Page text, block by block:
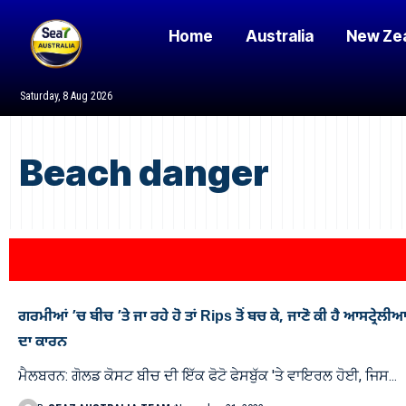
Saturday, 8 Aug 2026
Home Australia New
Beach danger
ਗਰਮੀਆਂ ’ਚ ਬੀਚ ’ਤੇ ਜਾ ਰਹੇ ਹੋ ਤਾਂ Rips ਤੋਂ ਬਚ ਕੇ, ਜਾਣੋ ਕੀ ਹੈ
ਦਾ ਕਾਰਨ
ਮੈਲਬਰਨ: ਗੋਲਡ ਕੋਸਟ ਬੀਚ ਦੀ ਇੱਕ ਫੋਟੋ ਫੇਸਬੁੱਕ 'ਤੇ ਵਾਇਰਲ ਹੋਈ, ਜਿਸ…